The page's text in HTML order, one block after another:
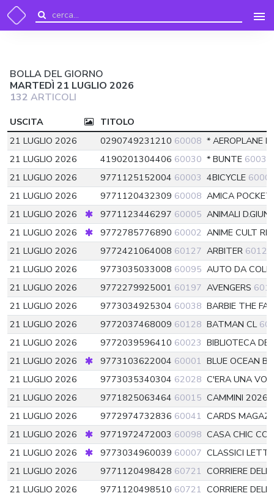
BOLLA DEL GIORNO
MARTEDÌ 21 LUGLIO 2026
132 ARTICOLI
USCITA
TITOLO
21 LUGLIO 2026
0290749231210 60008 * AEROPLANE
21 LUGLIO 2026
4190201304406 60030 * BUNTE 60030
21 LUGLIO 2026
9771125152004 60003 4BICYCLE
21 LUGLIO 2026
9771120432309 60008 AMICA POCKET
21 LUGLIO 2026
9771123446297 60005 ANIMALI
21 LUGLIO 2026
9772785776890 60002 ANIME CULT
21 LUGLIO 2026
9772421064008 60127 ARBITER 60127
21 LUGLIO 2026
9773035033008 60095 AUTO DA
21 LUGLIO 2026
9772279925001 60197 AVENGERS
21 LUGLIO 2026
9773034925304 60038 BARBIE THE
21 LUGLIO 2026
9772037468009 60128 BATMAN CL
21 LUGLIO 2026
9772039596410 60023 BIBLIOTECA
21 LUGLIO 2026
9773103622004 60001 BLUE OCEAN
21 LUGLIO 2026
9773035340304 62028 C'ERA UNA
21 LUGLIO 2026
9771825063464 60015 CAMMINI 2026
21 LUGLIO 2026
9772974732836 60041 CARDS
21 LUGLIO 2026
9771972472003 60098 CASA CHIC
21 LUGLIO 2026
9773034960039 60007 CLASSICI
21 LUGLIO 2026
9771120498428 60721 CORRIERE
21 LUGLIO 2026
9771120498510 60721 CORRIERE